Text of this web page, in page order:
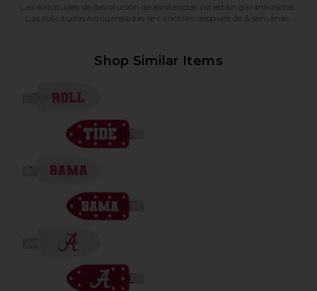
Las solicitudes de devolución de existencias no están garantizadas.
Las solicitudes no cumplidas se cancelan después de 6 semanas.
Shop Similar Items